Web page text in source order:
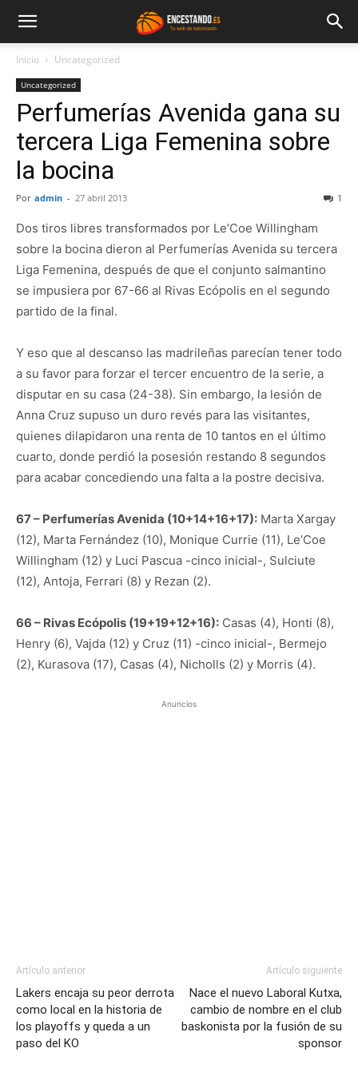
Inicio Uncategorized
Uncategorized
Perfumerías Avenida gana su
tercera Liga Femenina sobre
la bocina
Por admin - 27 abril 2013 1
Dos tiros libres transformados por Le’Coe Willingham
sobre la bocina dieron al Perfumerías Avenida su tercera
Liga Femenina, después de que el conjunto salmantino
se impusiera por 67-66 al Rivas Ecópolis en el segundo
partido de la final.
Y eso que al descanso las madrileñas parecían tener todo
a su favor para forzar el tercer encuentro de la serie, a
disputar en su casa (24-38). Sin embargo, la lesión de
Anna Cruz supuso un duro revés para las visitantes,
quienes dilapidaron una renta de 10 tantos en el último
cuarto, donde perdió la posesión restando 8 segundos
para acabar concediendo una falta a la postre decisiva.
67 – Perfumerías Avenida (10+14+16+17): Marta Xargay
(12), Marta Fernández (10), Monique Currie (11), Le’Coe
Willingham (12) y Luci Pascua -cinco inicial-, Sulciute
(12), Antoja, Ferrari (8) y Rezan (2).
66 – Rivas Ecópolis (19+19+12+16): Casas (4), Honti (8),
Henry (6), Vajda (12) y Cruz (11) -cinco inicial-, Bermejo
(2), Kurasova (17), Casas (4), Nicholls (2) y Morris (4).
Anuncios
Artículo anterior
Lakers encaja su peor derrota
como local en la historia de
los playoffs y queda a un
paso del KO
Artículo siguiente
Nace el nuevo Laboral Kutxa,
cambio de nombre en el club
baskonista por la fusión de su
sponsor